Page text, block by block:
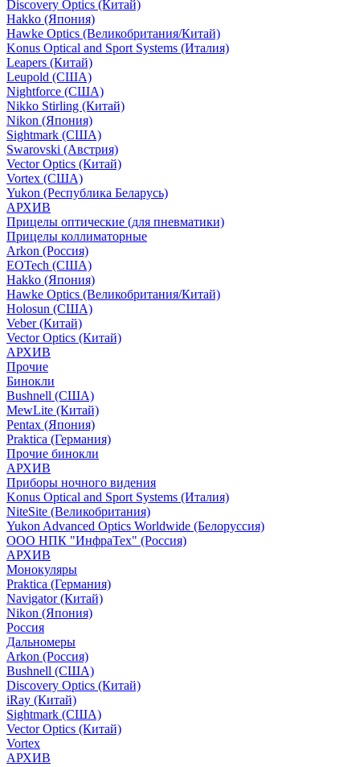
Discovery Optics (Китай)
Hakko (Япония)
Hawke Optics (Великобритания/Китай)
Konus Optical and Sport Systems (Италия)
Leapers (Китай)
Leupold (США)
Nightforce (США)
Nikko Stirling (Китай)
Nikon (Япония)
Sightmark (США)
Swarovski (Австрия)
Vector Optics (Китай)
Vortex (США)
Yukon (Республика Беларусь)
АРХИВ
Прицелы оптические (для пневматики)
Прицелы коллиматорные
Arkon (Россия)
EOTech (США)
Hakko (Япония)
Hawke Optics (Великобритания/Китай)
Holosun (США)
Veber (Китай)
Vector Optics (Китай)
АРХИВ
Прочие
Бинокли
Bushnell (США)
MewLite (Китай)
Pentax (Япония)
Praktica (Германия)
Прочие бинокли
АРХИВ
Приборы ночного видения
Konus Optical and Sport Systems (Италия)
NiteSite (Великобритания)
Yukon Advanced Optics Worldwide (Белоруссия)
ООО НПК "ИнфраТех" (Россия)
АРХИВ
Монокуляры
Praktica (Германия)
Navigator (Китай)
Nikon (Япония)
Россия
Дальномеры
Arkon (Россия)
Bushnell (США)
Discovery Optics (Китай)
iRay (Китай)
Sightmark (США)
Vector Optics (Китай)
Vortex
АРХИВ